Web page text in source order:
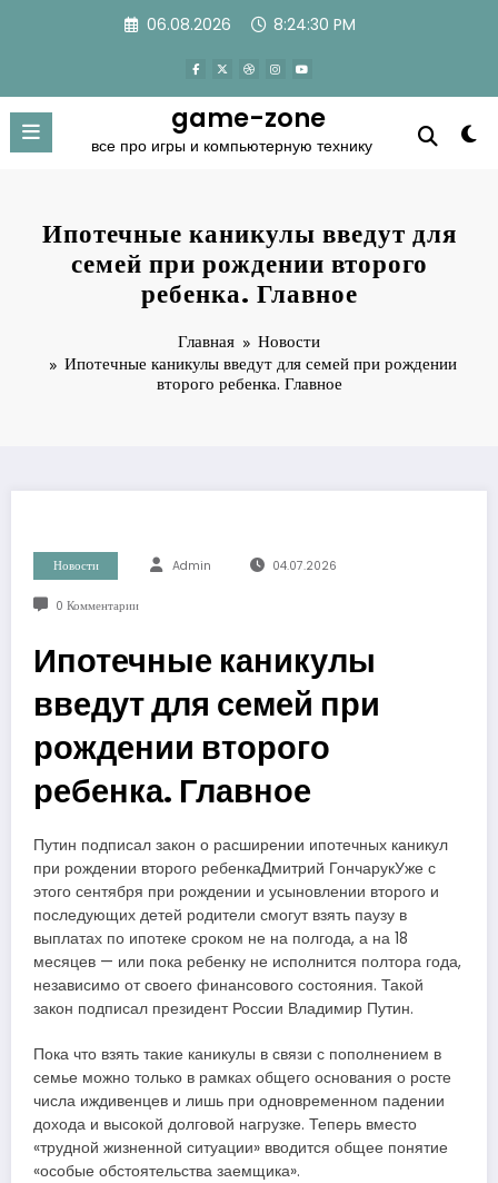
06.08.2026 8:24:30 PM
game-zone
все про игры и компьютерную технику
Ипотечные каникулы введут для
семей при рождении второго
ребенка. Главное
Главная
Новости
Ипотечные каникулы введут для семей при рождении
второго ребенка. Главное
Новости Admin 04.07.2026
0 Комментарии
Ипотечные каникулы
введут для семей при
рождении второго
ребенка. Главное
Путин подписал закон о расширении ипотечных каникул
при рождении второго ребенкаДмитрий ГончарукУже с
этого сентября при рождении и усыновлении второго и
последующих детей родители смогут взять паузу в
выплатах по ипотеке сроком не на полгода, а на 18
месяцев — или пока ребенку не исполнится полтора года,
независимо от своего финансового состояния. Такой
закон подписал президент России Владимир Путин.
Пока что взять такие каникулы в связи с пополнением в
семье можно только в рамках общего основания о росте
числа иждивенцев и лишь при одновременном падении
дохода и высокой долговой нагрузке. Теперь вместо
«трудной жизненной ситуации» вводится общее понятие
«особые обстоятельства заемщика».